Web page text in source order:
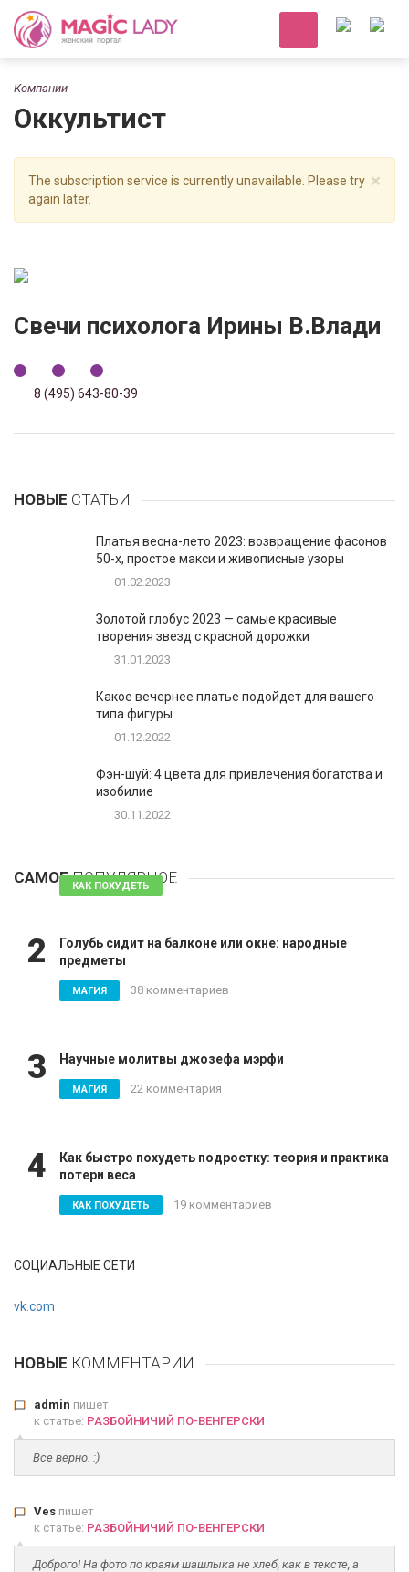
Компании
Оккультист
×
The subscription service is currently unavailable. Please try
again later.
Свечи психолога Ирины В.Влади
8 (495) 643-80-39
НОВЫЕ СТАТЬИ
Платья весна-лето 2023: возвращение фасонов
50-х, простое макси и живописные узоры
01.02.2023
Золотой глобус 2023 — самые красивые
творения звезд с красной дорожки
31.01.2023
Какое вечернее платье подойдет для вашего
типа фигуры
01.12.2022
Фэн-шуй: 4 цвета для привлечения богатства и
изобилие
30.11.2022
САМОЕПОПУЛЯРНОЕ
КАК ПОХУДЕТЬ 81 комментарий
2
Голубь сидит на балконе или окне: народные
предметы
МАГИЯ 38 комментариев
3 Научные молитвы джозефа мэрфи
МАГИЯ 22 комментария
4
Как быстро похудеть подростку: теория и практика
потери веса
КАК ПОХУДЕТЬ 19 комментариев
СОЦИАЛЬНЫЕ СЕТИ
vk.com
НОВЫЕ КОММЕНТАРИИ
admin пишет
к статье: РАЗБОЙНИЧИЙ ПО-ВЕНГЕРСКИ
Все верно. :)
Ves пишет
к статье: РАЗБОЙНИЧИЙ ПО-ВЕНГЕРСКИ
Доброго! На фото по краям шашлыка не хлеб, как в тексте, а